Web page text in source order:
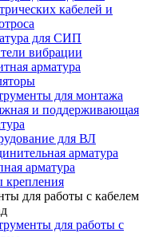
кабелей и
для СИП
вибрации
арматура
для монтажа
и поддерживающая
для ВЛ
арматура
арматура
крепления
для работы с кабелем
для работы с